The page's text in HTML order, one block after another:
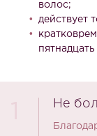
волос;
действует
Не